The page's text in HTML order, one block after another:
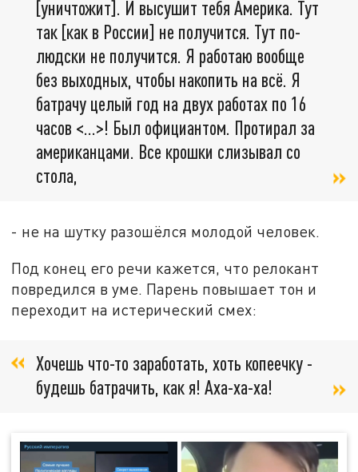
[уничтожит]. И высушит тебя Америка. Тут
так [как в России] не получится. Тут по-
людски не получится. Я работаю вообще
без выходных, чтобы накопить на всё. Я
батрачу целый год на двух работах по 16
часов <...>! Был официантом. Протирал за
американцами. Все крошки слизывал со
стола,
- не на шутку разошёлся молодой человек.
Под конец его речи кажется, что релокант
повредился в уме. Парень повышает тон и
переходит на истерический смех:
Хочешь что-то заработать, хоть копеечку -
будешь батрачить, как я! Аха-ха-ха!